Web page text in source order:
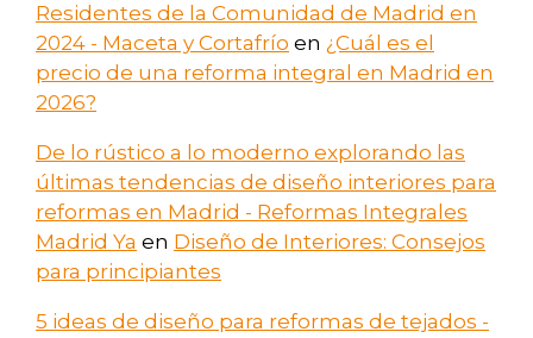
Residentes de la Comunidad de Madrid en
2024 - Maceta y Cortafrío en ¿Cuál es el
precio de una reforma integral en Madrid en
2026?
De lo rústico a lo moderno explorando las
últimas tendencias de diseño interiores para
reformas en Madrid - Reformas Integrales
Madrid Ya en Diseño de Interiores: Consejos
para principiantes
5 ideas de diseño para reformas de tejados -